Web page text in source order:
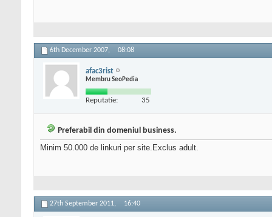
6th December 2007, 08:08
afac3rist
Membru SeoPedia
Reputatie: 35
Preferabil din domeniul business.
Minim 50.000 de linkuri per site.Exclus adult.
27th September 2011, 16:40